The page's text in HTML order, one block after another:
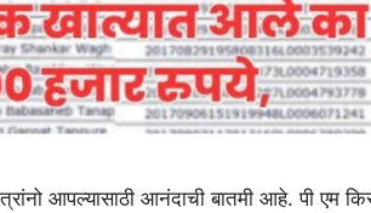
आपल्यासाठी आनंदाची बातमी आहे. पी एम